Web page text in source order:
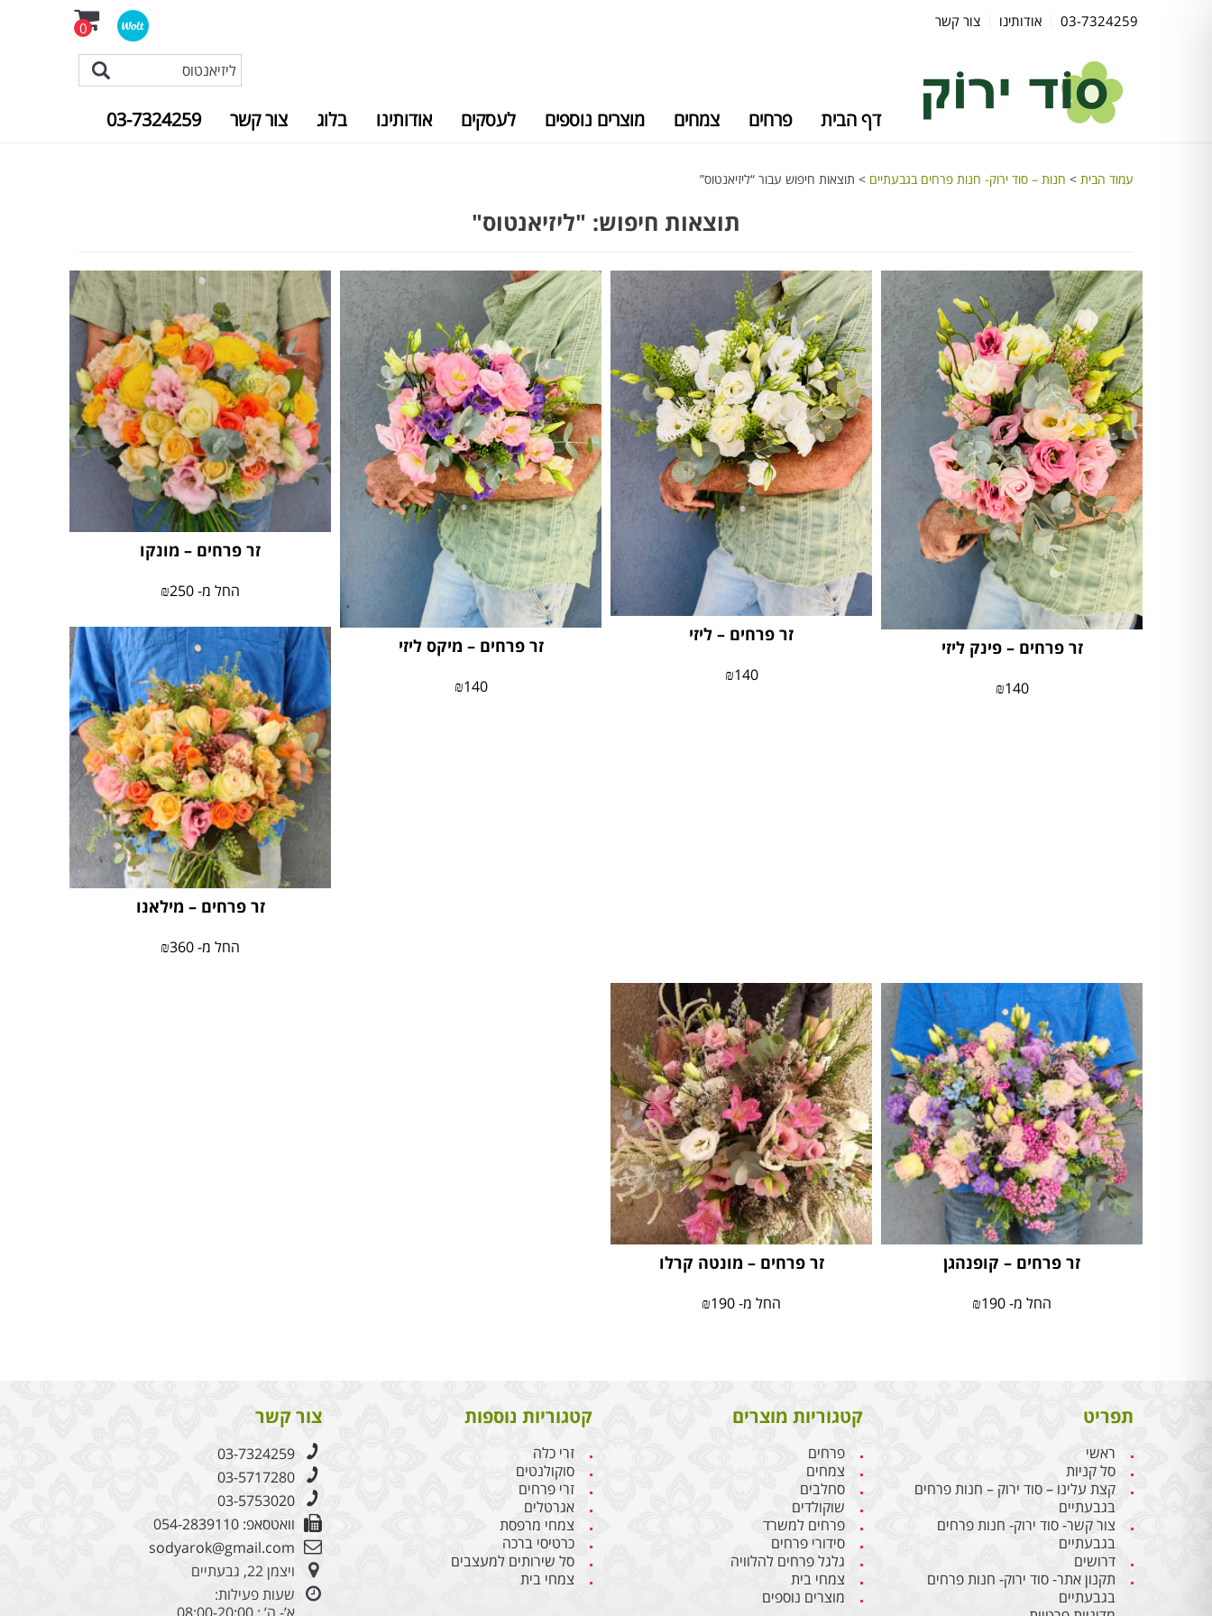
03-7324259 אודותינו צור קשר 0
דף הבית פרחים צמחים מוצרים נוספים לעסקים אודותינו בלוג צור קשר 03-7324259
עמוד הבית > חנות – סוד ירוק- חנות פרחים בגבעתיים > תוצאות חיפוש עבור “ליזיאנטוס”
תוצאות חיפוש: "ליזיאנטוס"
זר פרחים – פינק ליזי
₪140
זר פרחים – ליזי
₪140
זר פרחים – מיקס ליזי
₪140
זר פרחים – מונקו
החל מ- ₪250
זר פרחים – מילאנו
החל מ- ₪360
זר פרחים – קופנהגן
החל מ- ₪190
זר פרחים – מונטה קרלו
החל מ- ₪190
תפריט
ראשי
סל קניות
קצת עלינו – סוד ירוק – חנות פרחים
בגבעתיים
צור קשר- סוד ירוק- חנות פרחים
בגבעתיים
דרושים
תקנון אתר- סוד ירוק- חנות פרחים
בגבעתיים
קטגוריות מוצרים
פרחים
צמחים
סחלבים
שוקולדים
פרחים למשרד
סידורי פרחים
גלגל פרחים להלוויה
צמחי בית
מוצרים נוספים
קטגוריות נוספות
זרי כלה
סוקולנטים
זרי פרחים
אגרטלים
צמחי מרפסת
כרטיסי ברכה
סל שירותים למעצבים
צמחי בית
צור קשר
03-7324259
03-5717280
03-5753020
וואטסאפ: 054-2839110
sodyarok@gmail.com
ויצמן 22, גבעתיים
שעות פעילות: